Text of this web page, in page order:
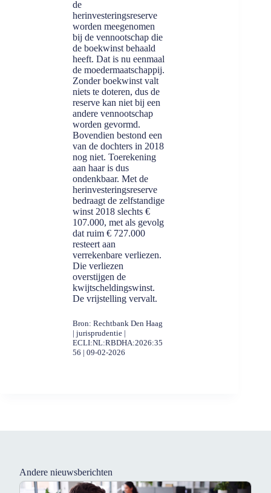
de
herinvesteringsreserve
worden meegenomen
bij de vennootschap die
de boekwinst behaald
heeft. Dat is nu eenmaal
de moedermaatschappij.
Zonder boekwinst valt
niets te doteren, dus de
reserve kan niet bij een
andere vennootschap
worden gevormd.
Bovendien bestond een
van de dochters in 2018
nog niet. Toerekening
aan haar is dus
ondenkbaar. Met de
herinvesteringsreserve
bedraagt de zelfstandige
winst 2018 slechts €
107.000, met als gevolg
dat ruim € 727.000
resteert aan
verrekenbare verliezen.
Die verliezen
overstijgen de
kwijtscheldingswinst.
De vrijstelling vervalt.
Bron: Rechtbank Den Haag
| jurisprudentie |
ECLI:NL:RBDHA:2026:35
56 | 09-02-2026
Andere nieuwsberichten